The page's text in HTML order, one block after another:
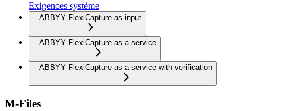
Exigences système
ABBYY FlexiCapture as input
ABBYY FlexiCapture as a service
ABBYY FlexiCapture as a service with verification
M-Files